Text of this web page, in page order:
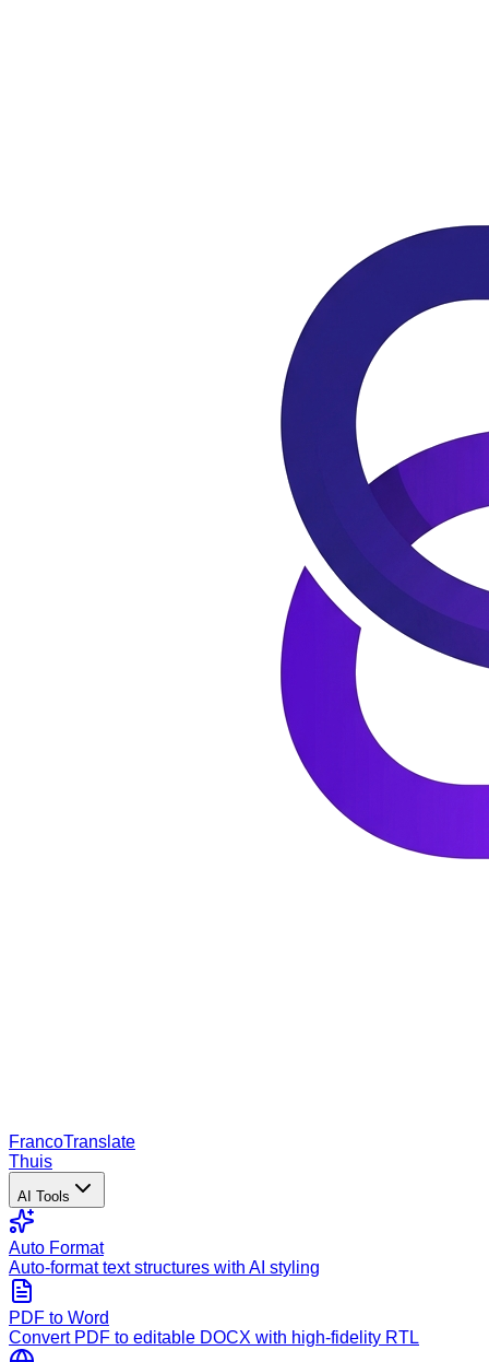
FrancoTranslate
Thuis
AI Tools
Auto Format
Auto-format text structures with AI styling
PDF to Word
Convert PDF to editable DOCX with high-fidelity RTL